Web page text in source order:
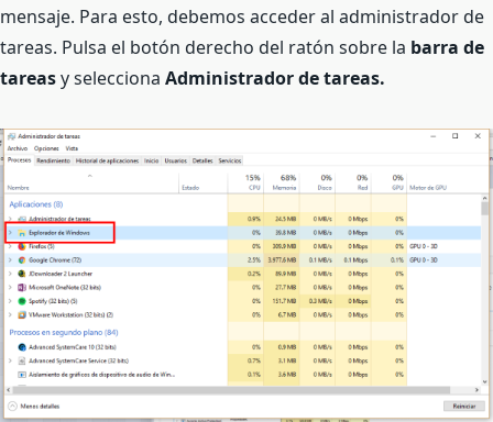
mensaje. Para esto, debemos acceder al administrador de
tareas. Pulsa el botón derecho del ratón sobre la barra de
tareasy selecciona Administrador de tareas.